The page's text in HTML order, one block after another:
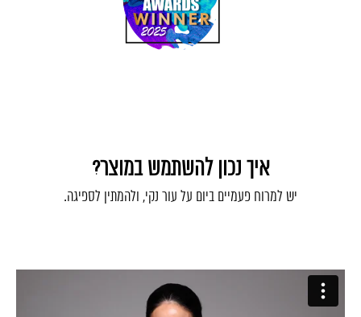
איך נכון להשתמש במוצר?
יש למרוח פעמיים ביום על עור נקי, ולהמתין לספיגה.